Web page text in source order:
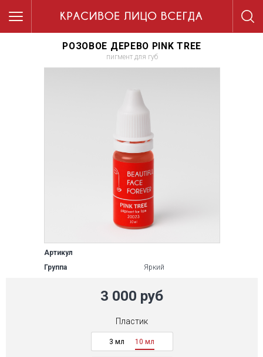
РОЗОВОЕ ДЕРЕВО PINK TREE
пигмент для губ
Артикул
Группа
Яркий
3 000 руб
Пластик
3 мл 10 мл